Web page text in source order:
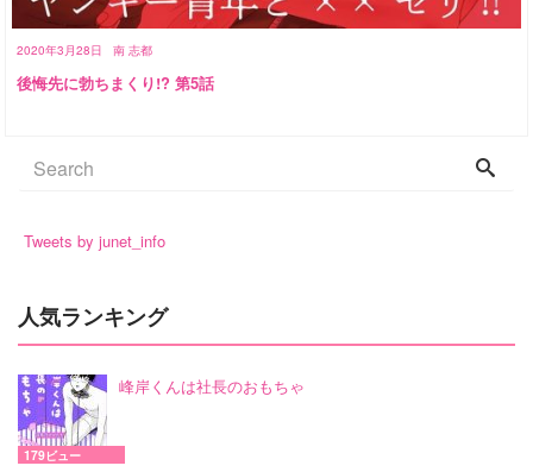
2020年3月28日 南 志都
後悔先に勃ちまくり!? 第5話
Tweets by junet_info
人気ランキング
峰岸くんは社長のおもちゃ
179ビュー